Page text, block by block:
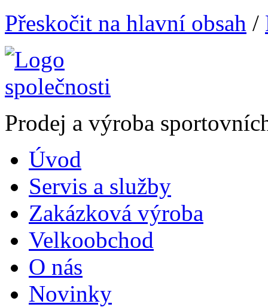
Přeskočit na hlavní obsah /
Prodej a výroba
Úvod
Servis a služby
Zakázková výroba
Velkoobchod
O nás
Novinky